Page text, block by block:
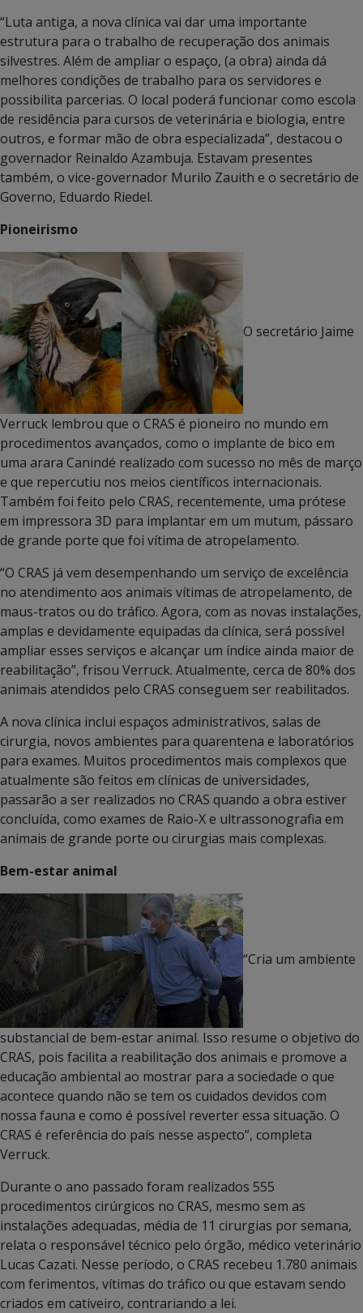
“Luta antiga, a nova clínica vai dar uma importante
estrutura para o trabalho de recuperação dos animais
silvestres. Além de ampliar o espaço, (a obra) ainda dá
melhores condições de trabalho para os servidores e
possibilita parcerias. O local poderá funcionar como escola
de residência para cursos de veterinária e biologia, entre
outros, e formar mão de obra especializada”, destacou o
governador Reinaldo Azambuja. Estavam presentes
também, o vice-governador Murilo Zauith e o secretário de
Governo, Eduardo Riedel.
Pioneirismo
O secretário Jaime
Verruck lembrou que o CRAS é pioneiro no mundo em
procedimentos avançados, como o implante de bico em
uma arara Canindé realizado com sucesso no mês de março
e que repercutiu nos meios científicos internacionais.
Também foi feito pelo CRAS, recentemente, uma prótese
em impressora 3D para implantar em um mutum, pássaro
de grande porte que foi vítima de atropelamento.
“O CRAS já vem desempenhando um serviço de excelência
no atendimento aos animais vítimas de atropelamento, de
maus-tratos ou do tráfico. Agora, com as novas instalações,
amplas e devidamente equipadas da clínica, será possível
ampliar esses serviços e alcançar um índice ainda maior de
reabilitação”, frisou Verruck. Atualmente, cerca de 80% dos
animais atendidos pelo CRAS conseguem ser reabilitados.
A nova clínica inclui espaços administrativos, salas de
cirurgia, novos ambientes para quarentena e laboratórios
para exames. Muitos procedimentos mais complexos que
atualmente são feitos em clínicas de universidades,
passarão a ser realizados no CRAS quando a obra estiver
concluída, como exames de Raio-X e ultrassonografia em
animais de grande porte ou cirurgias mais complexas.
Bem-estar animal
“Cria um ambiente
substancial de bem-estar animal. Isso resume o objetivo do
CRAS, pois facilita a reabilitação dos animais e promove a
educação ambiental ao mostrar para a sociedade o que
acontece quando não se tem os cuidados devidos com
nossa fauna e como é possível reverter essa situação. O
CRAS é referência do país nesse aspecto”, completa
Verruck.
Durante o ano passado foram realizados 555
procedimentos cirúrgicos no CRAS, mesmo sem as
instalações adequadas, média de 11 cirurgias por semana,
relata o responsável técnico pelo órgão, médico veterinário
Lucas Cazati. Nesse período, o CRAS recebeu 1.780 animais
com ferimentos, vítimas do tráfico ou que estavam sendo
criados em cativeiro, contrariando a lei.